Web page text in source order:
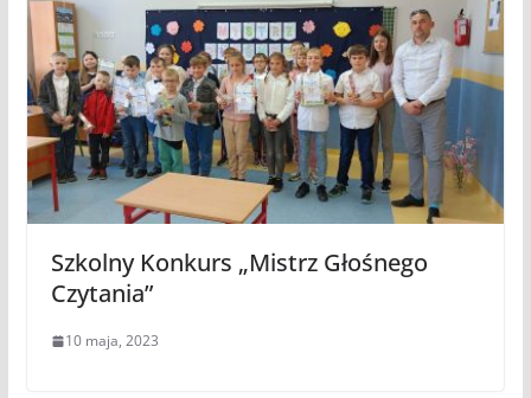
Szkolny Konkurs „Mistrz Głośnego
Czytania”
10 maja, 2023